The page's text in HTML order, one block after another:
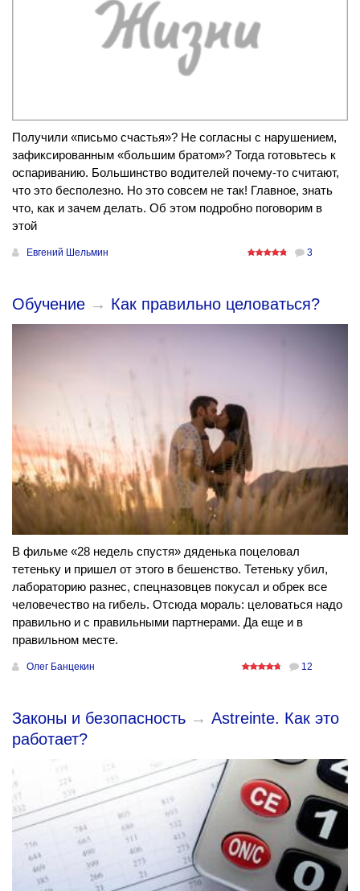
Получили «письмо счастья»? Не согласны с нарушением,
зафиксированным «большим братом»? Тогда готовьтесь к
оспариванию. Большинство водителей почему-то считают,
что это бесполезно. Но это совсем не так! Главное, знать
что, как и зачем делать. Об этом подробно поговорим в
этой
Евгений Шельмин 3
Обучение → Как правильно целоваться?
В фильме «28 недель спустя» дяденька поцеловал
тетеньку и пришел от этого в бешенство. Тетеньку убил,
лабораторию разнес, спецназовцев покусал и обрек все
человечество на гибель. Отсюда мораль: целоваться надо
правильно и с правильными партнерами. Да еще и в
правильном месте.
Олег Банцекин 12
Законы и безопасность → Аstreinte. Как это
работает?